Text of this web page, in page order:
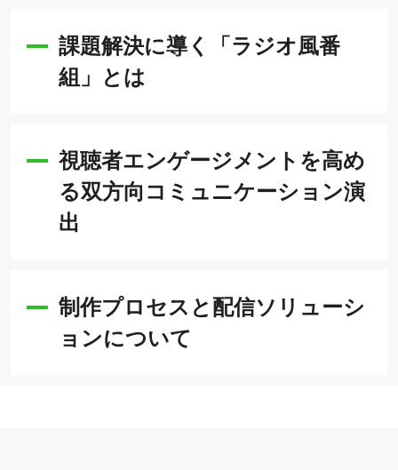
課題解決に導く「ラジオ風番
組」とは
視聴者エンゲージメントを高め
る双方向コミュニケーション演
出
制作プロセスと配信ソリューシ
ョンについて